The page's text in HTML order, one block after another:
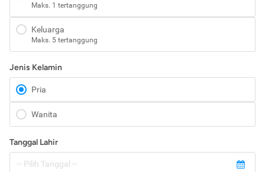
Maks. 1 tertanggung
Keluarga
Maks. 5 tertanggung
Jenis Kelamin
Pria
Wanita
Tanggal Lahir